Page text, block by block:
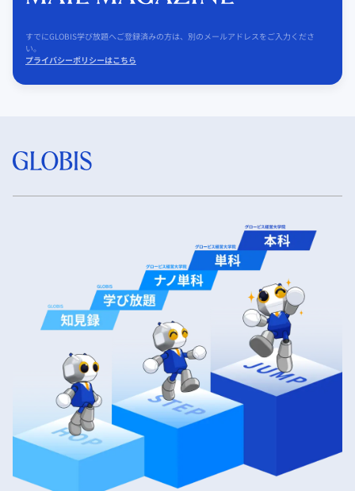
すでにGLOBIS学び放題へご登録済みの方は、別のメールアドレスをご入力くださ
い。
プライバシーポリシーはこちら